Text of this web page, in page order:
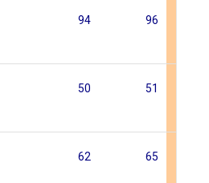
94 96
50 51
62 65